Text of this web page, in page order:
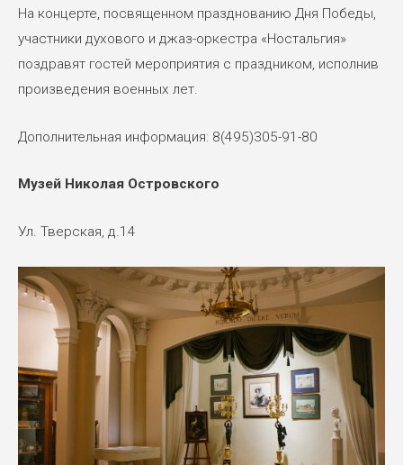
На концерте, посвященном празднованию Дня Победы,
участники духового и джаз-оркестра «Ностальгия»
поздравят гостей мероприятия с праздником, исполнив
произведения военных лет.
Дополнительная информация: 8(495)305-91-80
Музей Николая Островского
Ул. Тверская, д.14